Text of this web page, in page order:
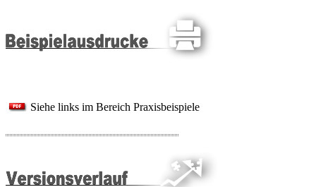
Siehe links im Bereich Praxisbeispiele